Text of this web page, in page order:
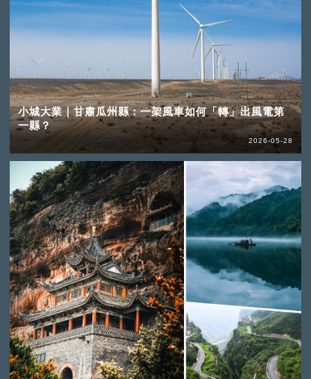
小城大業｜甘肅瓜州縣：一架風車如何「轉」出風電第
一縣？
2026-05-28